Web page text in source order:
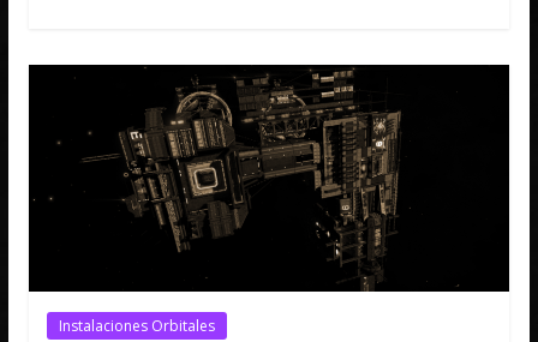
Instalaciones Orbitales